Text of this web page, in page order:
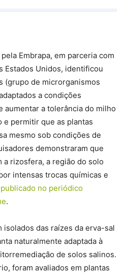
Embrapa, em parceria com
Estados Unidos, identificou
(grupo de microrganismos
a condições
aumentar a tolerância do milho
e permitir que as plantas
mesmo sob condições de
demonstraram que
a rizosfera, a região do solo
intensas trocas químicas e
no periódico
.
isolados das raízes da erva-sal
naturalmente adaptada à
de solos salinos.
foram avaliados em plantas